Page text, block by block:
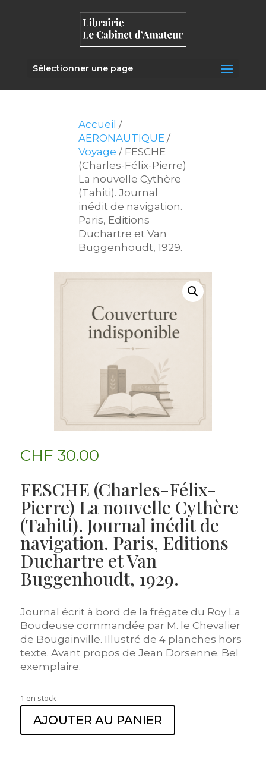
Sélectionner une page
Accueil /
AERONAUTIQUE /
Voyage / FESCHE
(Charles-Félix-Pierre)
La nouvelle Cythère
(Tahiti). Journal
inédit de navigation.
Paris, Editions
Duchartre et Van
Buggenhoudt, 1929.
CHF 30.00
FESCHE (Charles-Félix-
Pierre) La nouvelle Cythère
(Tahiti). Journal inédit de
navigation. Paris, Editions
Duchartre et Van
Buggenhoudt, 1929.
Journal écrit à bord de la frégate du Roy La
Boudeuse commandée par M. le Chevalier
de Bougainville. Illustré de 4 planches hors
texte. Avant propos de Jean Dorsenne. Bel
exemplaire.
1 en stock
AJOUTER AU PANIER